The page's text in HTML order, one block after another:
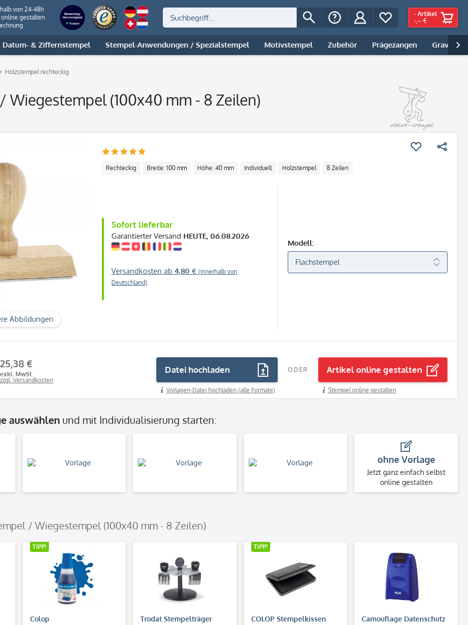
von 24-48h
gestalten
- Artikel
-,-- €
Datum- & Ziffernstempel Stempel-Anwendungen / Spezialstempel Motivstempel Zubehör Prägezangen Gravur |

Holzstempel rechteckig
Wiegestempel (100x40 mm - 8 Zeilen)
Abbildungen
Rechteckig Breite: 100 mm Höhe: 40 mm Individuell Holzstempel 8 Zeilen
Sofort lieferbar
Garantierter Versand HEUTE, 06.08.2026
Versandkosten ab 4,80 € (innerhalb von
Deutschland)
Modell:
25,38 €
exkl. MwSt.
zzgl. Versandkosten
Datei hochladen
Vorlagen-Datei hochladen (alle Formate)
ODER Artikel online gestalten
Stempel online gestalten
auswählen und mit Individualisierung starten:
ohne Vorlage
Jetzt ganz einfach selbst
online gestalten
/ Wiegestempel (100x40 mm - 8 Zeilen)
TIPP!
Colop
Trodat Stempelträger
TIPP!
COLOP Stempelkissen
Camouflage Datenschutz